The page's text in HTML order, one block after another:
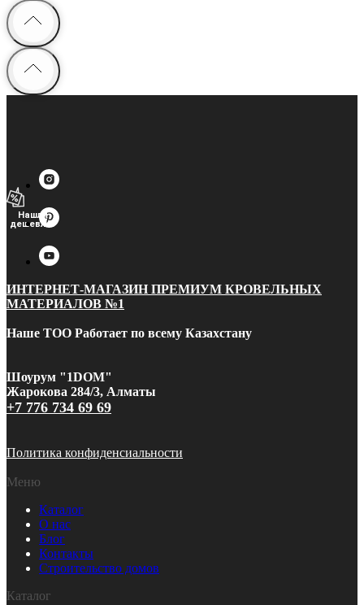
Нашли
дешевле?
ИНТЕРНЕТ-МАГАЗИН ПРЕМИУМ КРОВЕЛЬНЫХ
МАТЕРИАЛОВ №1
Наше ТОО Работает по всему Казахстану
Шоурум "1DOM"
Жарокова 284/3, Алматы
+7 776 734 69 69
Политика конфиденсиальности
Меню
Каталог
О нас
Блог
Контакты
Строительство домов
Каталог